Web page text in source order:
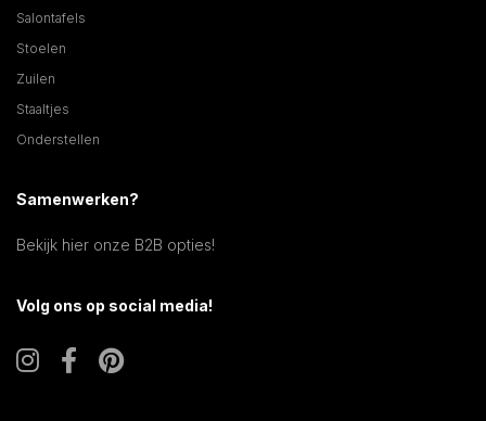
Salontafels
Stoelen
Zuilen
Staaltjes
Onderstellen
Samenwerken?
Bekijk hier onze B2B opties!
Volg ons op social media!